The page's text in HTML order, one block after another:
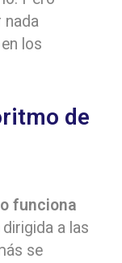
nada
los
de
funciona
a las
se